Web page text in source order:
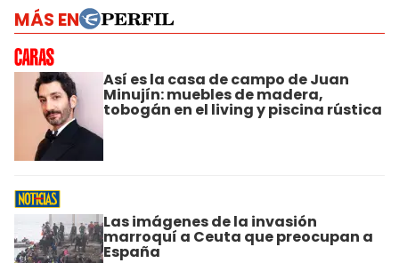
MÁS EN
Así es la casa de campo de Juan
Minujín: muebles de madera,
tobogán en el living y piscina rústica
Las imágenes de la invasión
marroquí a Ceuta que preocupan a
España